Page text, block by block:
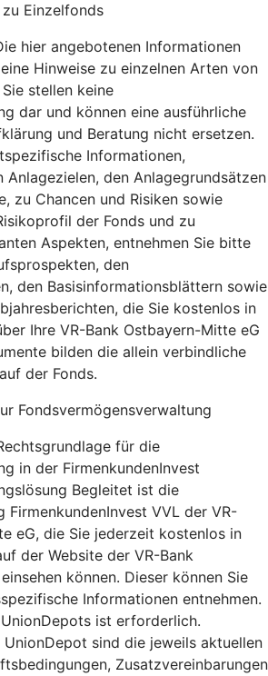
Einzelfonds
hier angebotenen Informationen
Hinweise zu einzelnen Arten von
stellen keine
dar und können eine ausführliche
und Beratung nicht ersetzen.
Informationen,
Anlagezielen, den Anlagegrundsätzen
zu Chancen und Risiken sowie
der Fonds und zu
Aspekten, entnehmen Sie bitte
den
den Basisinformationsblättern sowie
die Sie kostenlos in
Ihre VR-Bank Ostbayern-Mitte eG
bilden die allein verbindliche
der Fonds.
Fondsvermögensverwaltung
für die
in der FirmenkundenInvest
Begleitet ist die
FirmenkundenInvest VVL der VR-
eG, die Sie jederzeit kostenlos in
der Website der VR-Bank
können. Dieser können Sie
Informationen entnehmen.
ist erforderlich.
sind die jeweils aktuellen
Zusatzvereinbarungen